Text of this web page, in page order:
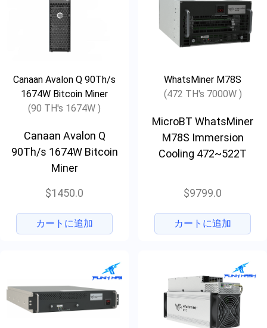
Canaan Avalon Q 90Th/s
1674W Bitcoin Miner
(90 TH's 1674W )
Canaan Avalon Q
90Th/s 1674W Bitcoin
Miner
$1450.0
カートに追加
WhatsMiner M78S
(472 TH's 7000W )
MicroBT WhatsMiner
M78S Immersion
Cooling 472~522T
$9799.0
カートに追加